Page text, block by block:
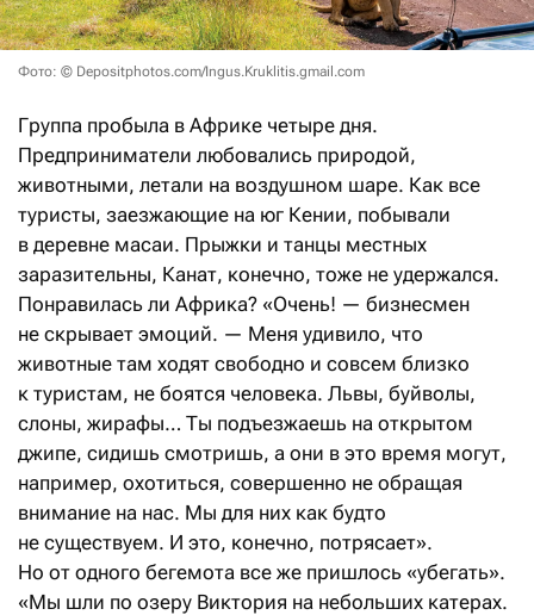
Фото: © Depositphotos.com/Ingus.Kruklitis.gmail.com
Группа пробыла в Африке четыре дня.
Предприниматели любовались природой,
животными, летали на воздушном шаре. Как все
туристы, заезжающие на юг Кении, побывали
в деревне масаи. Прыжки и танцы местных
заразительны, Канат, конечно, тоже не удержался.
Понравилась ли Африка? «Очень! — бизнесмен
не скрывает эмоций. — Меня удивило, что
животные там ходят свободно и совсем близко
к туристам, не боятся человека. Львы, буйволы,
слоны, жирафы… Ты подъезжаешь на открытом
джипе, сидишь смотришь, а они в это время могут,
например, охотиться, совершенно не обращая
внимание на нас. Мы для них как будто
не существуем. И это, конечно, потрясает».
Но от одного бегемота все же пришлось «убегать».
«Мы шли по озеру Виктория на небольших катерах.